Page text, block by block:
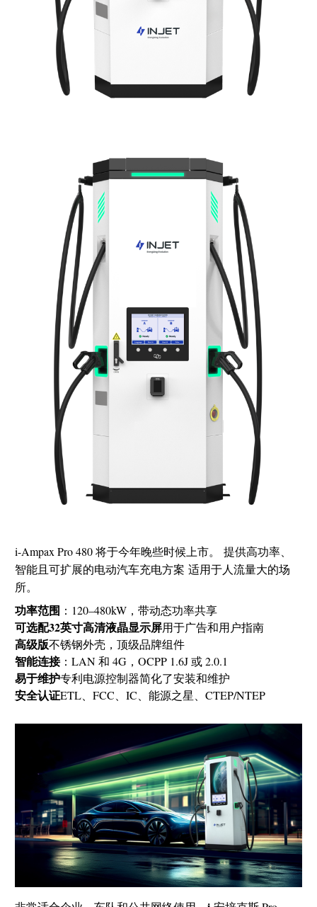
i-Ampax Pro 480 将于今年晚些时候上市。
提供高功率、
智能且可扩展的电动汽车充电方案 适用于人流量大的场
所。
功率范围 ：120–480kW，带动态功率共享
可选配32英寸高清液晶显示屏用于广告和用户指南
高级版不锈钢外壳，顶级品牌组件
智能连接：LAN 和 4G，OCPP 1.6J 或 2.0.1
易于维护专利电源控制器简化了安装和维护
安全认证ETL、FCC、IC、能源之星、CTEP/NTEP